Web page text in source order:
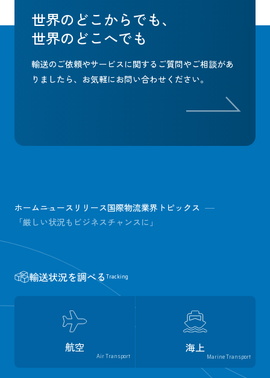
世界のどこからでも、
世界のどこへでも
輸送のご依頼やサービスに関するご質問やご相談があ
りましたら、 お気軽にお問い合わせください。
ホームニュースリリース国際物流業界トピックス
「厳しい状況もビジネスチャンスに」
輸送状況を調べる Tracking
航空
Air Transport
海上
Marine Transport